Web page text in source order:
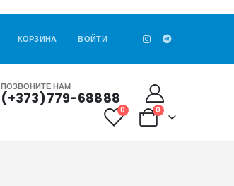
КОРЗИНА ВОЙТИ
ПОЗВОНИТЕ НАМ
(+373)779-68888
0 0